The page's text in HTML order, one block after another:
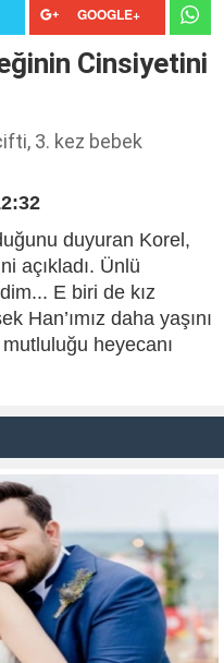
GOOGLE+
Cinsiyetini
3. kez bebek
duyuran Korel,
açıkladı. Ünlü
E biri de kız
Han’ımız daha yaşını
mutluluğu heyecanı